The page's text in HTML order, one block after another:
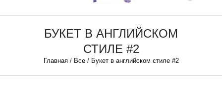
БУКЕТ В АНГЛИЙСКОМ
СТИЛЕ #2
Главная / Все /Букет в английском стиле #2